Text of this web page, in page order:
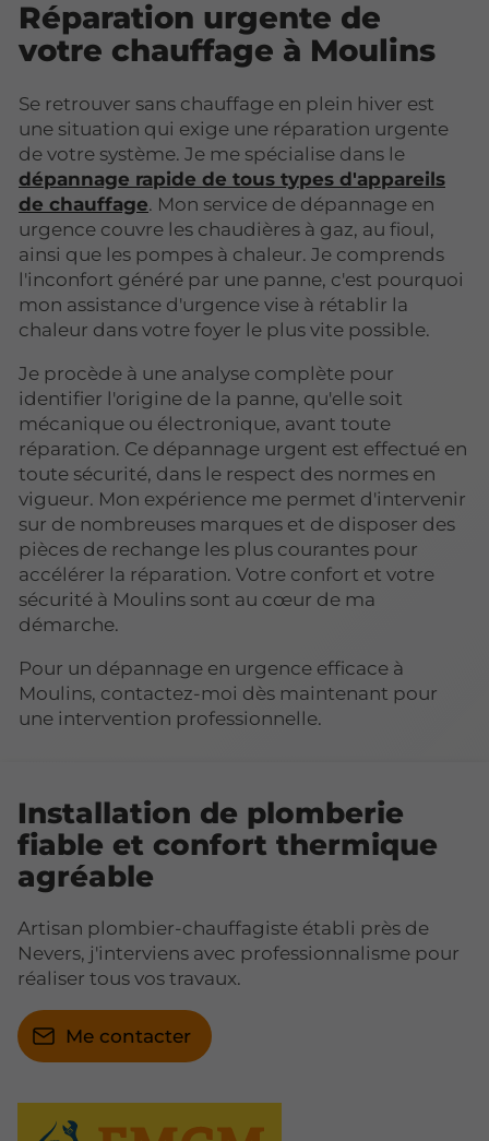
Réparation urgente de
votre chauffage à Moulins
Se retrouver sans chauffage en plein hiver est
une situation qui exige une réparation urgente
de votre système. Je me spécialise dans le
dépannage rapide de tous types d'appareils
de chauffage. Mon service de dépannage en
urgence couvre les chaudières à gaz, au fioul,
ainsi que les pompes à chaleur. Je comprends
l'inconfort généré par une panne, c'est pourquoi
mon assistance d'urgence vise à rétablir la
chaleur dans votre foyer le plus vite possible.
Je procède à une analyse complète pour
identifier l'origine de la panne, qu'elle soit
mécanique ou électronique, avant toute
réparation. Ce dépannage urgent est effectué en
toute sécurité, dans le respect des normes en
vigueur. Mon expérience me permet d'intervenir
sur de nombreuses marques et de disposer des
pièces de rechange les plus courantes pour
accélérer la réparation. Votre confort et votre
sécurité à Moulins sont au cœur de ma
démarche.
Pour un dépannage en urgence efficace à
Moulins, contactez-moi dès maintenant pour
une intervention professionnelle.
Installation de plomberie
fiable et confort thermique
agréable
Artisan plombier-chauffagiste établi près de
Nevers, j'interviens avec professionnalisme pour
réaliser tous vos travaux.
Me contacter